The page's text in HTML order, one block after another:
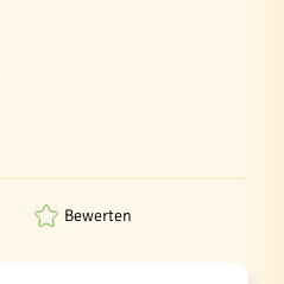
Bewerten